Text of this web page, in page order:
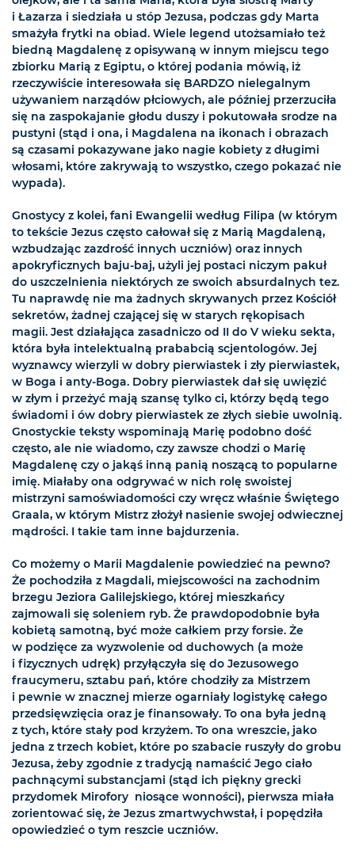
i Łazarza i siedziała u stóp Jezusa, podczas gdy Marta
smażyła frytki na obiad. Wiele legend utożsamiało też
biedną Magdalenę z opisywaną w innym miejscu tego
zbiorku Marią z Egiptu, o której podania mówią, iż
rzeczywiście interesowała się BARDZO nielegalnym
używaniem narządów płciowych, ale później przerzuciła
się na zaspokajanie głodu duszy i pokutowała srodze na
pustyni (stąd i ona, i Magdalena na ikonach i obrazach
są czasami pokazywane jako nagie kobiety z długimi
włosami, które zakrywają to wszystko, czego pokazać nie
wypada).
Gnostycy z kolei, fani Ewangelii według Filipa (w którym
to tekście Jezus często całował się z Marią Magdaleną,
wzbudzając zazdrość innych uczniów) oraz innych
apokryficznych baju-baj, użyli jej postaci niczym pakuł
do uszczelnienia niektórych ze swoich absurdalnych tez.
Tu naprawdę nie ma żadnych skrywanych przez Kościół
sekretów, żadnej czającej się w starych rękopisach
magii. Jest działająca zasadniczo od II do V wieku sekta,
która była intelektualną prababcią scjentologów. Jej
wyznawcy wierzyli w dobry pierwiastek i zły pierwiastek,
w Boga i anty-Boga. Dobry pierwiastek dał się uwięzić
w złym i przeżyć mają szansę tylko ci, którzy będą tego
świadomi i ów dobry pierwiastek ze złych siebie uwolnią.
Gnostyckie teksty wspominają Marię podobno dość
często, ale nie wiadomo, czy zawsze chodzi o Marię
Magdalenę czy o jakąś inną panią noszącą to popularne
imię. Miałaby ona odgrywać w nich rolę swoistej
mistrzyni samoświadomości czy wręcz właśnie Świętego
Graala, w którym Mistrz złożył nasienie swojej odwiecznej
mądrości. I takie tam inne bajdurzenia.
Co możemy o Marii Magdalenie powiedzieć na pewno?
Że pochodziła z Magdali, miejscowości na zachodnim
brzegu Jeziora Galilejskiego, której mieszkańcy
zajmowali się soleniem ryb. Że prawdopodobnie była
kobietą samotną, być może całkiem przy forsie. Że
w podzięce za wyzwolenie od duchowych (a może
i fizycznych udręk) przyłączyła się do Jezusowego
fraucymeru, sztabu pań, które chodziły za Mistrzem
i pewnie w znacznej mierze ogarniały logistykę całego
przedsięwzięcia oraz je finansowały. To ona była jedną
z tych, które stały pod krzyżem. To ona wreszcie, jako
jedna z trzech kobiet, które po szabacie ruszyły do grobu
Jezusa, żeby zgodnie z tradycją namaścić Jego ciało
pachnącymi substancjami (stąd ich piękny grecki
przydomek Mirofory  niosące wonności), pierwsza miała
zorientować się, że Jezus zmartwychwstał, i popędziła
opowiedzieć o tym reszcie uczniów.